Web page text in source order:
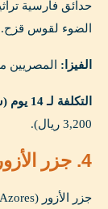
الضوء لقوس قزح.
الفيزا: المصريين
التكلفة لـ 14 يوم (شخصين):
3,200 ريال).
4. جزر الأزور، البرتغال 🇵🇹